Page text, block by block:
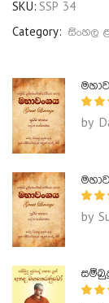
SKU: SSP 34
Category: සිංහල
by
by